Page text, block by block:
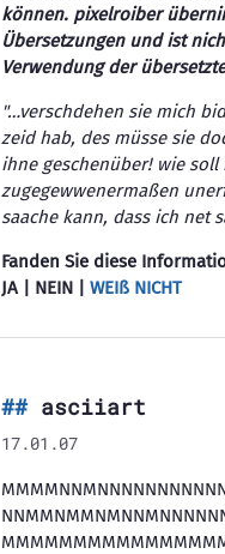
können. pixelroiber
Übersetzungen und ist
Verwendung der
"…verschdehen sie mich
zeid hab, des müsse sie
ihne geschenüber! wie
zugegewwenermaßen
saache kann, dass ich net
Fanden Sie diese
JA | NEIN | WEIß NICHT
asciiart
17.01.07